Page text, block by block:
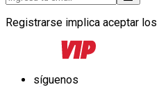
Registrarse implica aceptar los
síguenos